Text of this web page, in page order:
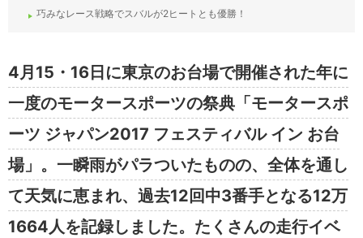
巧みなレース戦略でスバルが2ヒートとも優勝！
4月15・16日に東京のお台場で開催された年に
一度のモータースポーツの祭典「モータースポ
ーツ ジャパン2017 フェスティバル イン お台
場」。一瞬雨がパラついたものの、全体を通し
て天気に恵まれ、過去12回中3番手となる12万
1664人を記録しました。たくさんの走行イベ